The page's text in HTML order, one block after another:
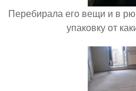
Перебирала его вещи и в
упаковку от